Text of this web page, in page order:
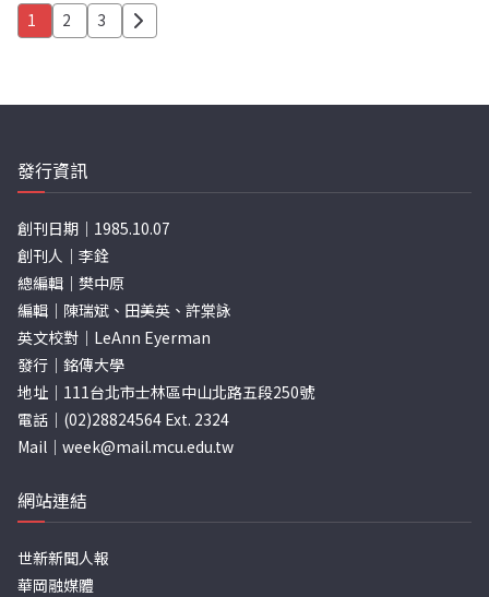
文
分
頁
1 2 3
發行資訊
創刊日期｜1985.10.07
創刊人｜李銓
總編輯｜樊中原
編輯｜陳瑞斌、田美英、許棠詠
英文校對｜LeAnn Eyerman
發行｜銘傳大學
地址｜111台北市士林區中山北路五段250號
電話｜(02)28824564 Ext. 2324
Mail｜ week@mail.mcu.edu.tw
網站連結
世新新聞人報
華岡融媒體